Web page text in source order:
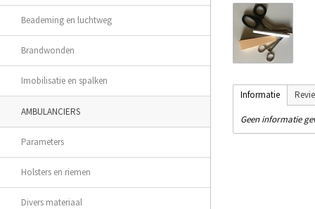
Beademing en luchtweg
Brandwonden
Imobilisatie en spalken
AMBULANCIERS
Parameters
Holsters en riemen
Divers materiaal
Informatie
Geen informatie